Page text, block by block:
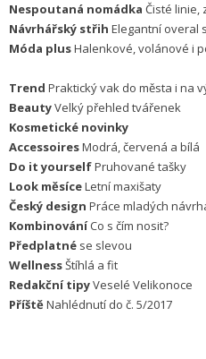
Nespoutaná nomádka Čisté linie,
Návrhářský střih Elegantní overal
Móda plusHalenkové, volánové i
Trend Praktický vak do města i na
BeautyVelký přehled tvářenek
Kosmetické novinky
AccessoiresModrá, červená a bílá
Do it yourselfPruhované tašky
Look měsíceLetní maxišaty
Český design Práce mladých
KombinováníCo s čím nosit?
Předplatné se slevou
WellnessŠtíhlá a fit
Redakční tipyVeselé Velikonoce
Příště Nahlédnutí do č. 5/2017